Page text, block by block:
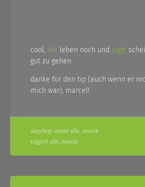
cool, die leben noch und siggi
gut zu gehen
danke für den tip (auch wenn er
mich war), marcel!
abgelegt unter alle, musik
tagged alle, musik